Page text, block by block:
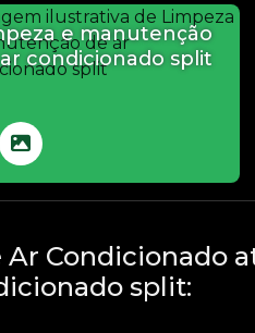
e manutenção
condicionado split
Ar Condicionado
split: